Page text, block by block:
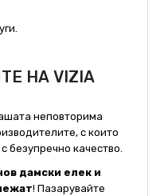
НА VIZIA
неповторима
с които
безупречно качество.
дамски елек и
! Пазарувайте